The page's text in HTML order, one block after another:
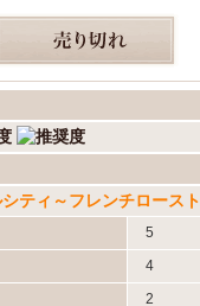
ティ～フレンチロースト
5
4
2